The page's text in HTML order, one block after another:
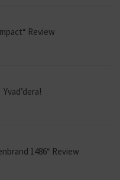
Review
1486“ Review